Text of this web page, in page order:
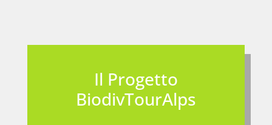
Il Progetto
BiodivTourAlps